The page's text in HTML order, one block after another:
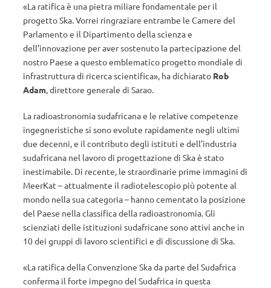
«La ratifica è una pietra miliare fondamentale per il
progetto Ska. Vorrei ringraziare entrambe le Camere del
Parlamento e il Dipartimento della scienza e
dell’innovazione per aver sostenuto la partecipazione del
nostro Paese a questo emblematico progetto mondiale di
infrastruttura di ricerca scientifica», ha dichiarato Rob
Adam, direttore generale di Sarao.
La radioastronomia sudafricana e le relative competenze
ingegneristiche si sono evolute rapidamente negli ultimi
due decenni, e il contributo degli istituti e dell’industria
sudafricana nel lavoro di progettazione di Ska è stato
inestimabile. Di recente, le straordinarie prime immagini di
MeerKat – attualmente il radiotelescopio più potente al
mondo nella sua categoria – hanno cementato la posizione
del Paese nella classifica della radioastronomia. Gli
scienziati delle istituzioni sudafricane sono attivi anche in
10 dei gruppi di lavoro scientifici e di discussione di Ska.
«La ratifica della Convenzione Ska da parte del Sudafrica
conferma il forte impegno del Sudafrica in questa